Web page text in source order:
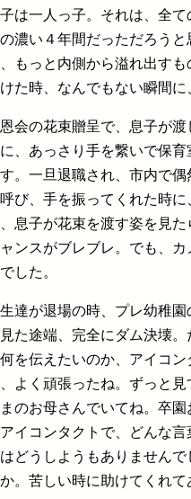
は一人っ子。それは、全
濃い４年間だっただろう
もっと内側から溢れ出す
た時、なんでもない瞬間に
会の花束贈呈で、息子が
、あっさり手を繋いで保
。一旦退職され、市内で
び、手を振ってくれた時
息子が花束を渡す姿を見
ンスがブレブレ。でも、
した。
達が退場の時、プレ幼稚
た途端、完全にダム決壊
を伝えたいのか、アイコ
よく頑張ったね。ずっと
まのお母さんでいてね。卒
イコンタクトで、どんな
どうしようもありません
。苦しい時に助けてくれ